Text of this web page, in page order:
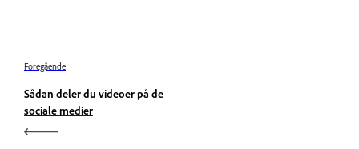
Foregående
Sådan deler du videoer på de
sociale medier